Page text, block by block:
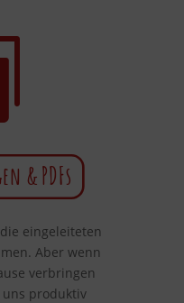
& PDFs
eingeleiteten
Aber wenn
verbringen
uns produktiv